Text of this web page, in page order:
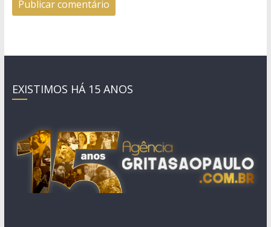
EXISTIMOS HÁ 15 ANOS